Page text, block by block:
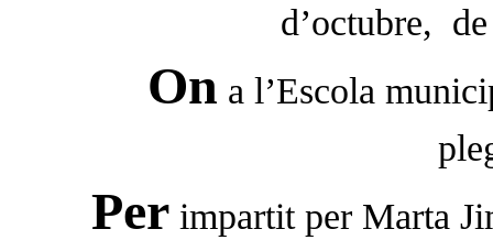
d’octubre,
On a l’Escola
Perimpartit per Marta